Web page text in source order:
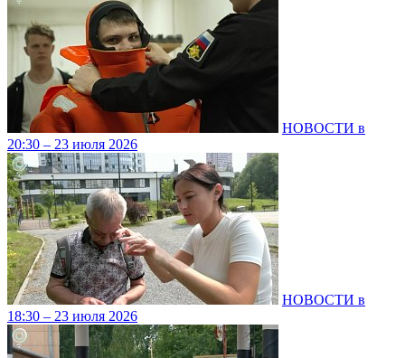
НОВОСТИ в
20:30 – 23 июля 2026
НОВОСТИ в
18:30 – 23 июля 2026